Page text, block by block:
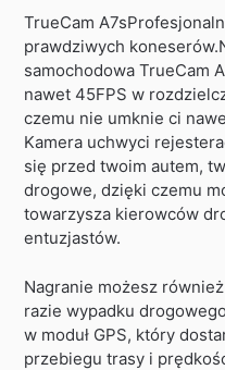
TrueCam
prawdziwych
samochodowa TrueCam
nawet 45FPS w
czemu nie umknie ci
Kamera uchwyci
się przed twoim autem,
drogowe, dzięki czemu
towarzysza kierowców
entuzjastów.
Nagranie możesz
razie wypadku
w moduł GPS, który
przebiegu trasy i